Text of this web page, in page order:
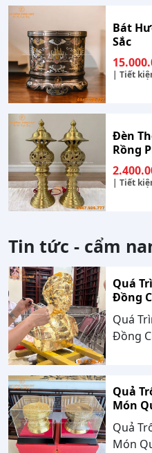
Bát
Sắc
| Tiết
Đèn
Rồng
| Tiết
Tin tức - cẩm
Quá
Đồng
Hàng
Quá
Đồng
Quả
Món
Hóa,
Quả
Món